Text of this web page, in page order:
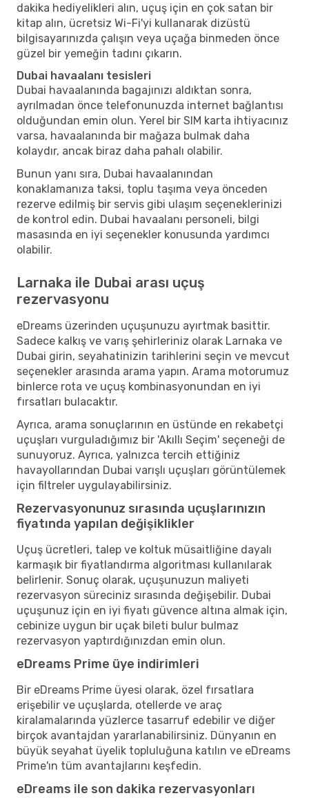
dakika hediyelikleri alın, uçuş için en çok satan bir
kitap alın, ücretsiz Wi-Fi'yi kullanarak dizüstü
bilgisayarınızda çalışın veya uçağa binmeden önce
güzel bir yemeğin tadını çıkarın.
Dubai havaalanı tesisleri
Dubai havaalanında bagajınızı aldıktan sonra,
ayrılmadan önce telefonunuzda internet bağlantısı
olduğundan emin olun. Yerel bir SIM karta ihtiyacınız
varsa, havaalanında bir mağaza bulmak daha
kolaydır, ancak biraz daha pahalı olabilir.
Bunun yanı sıra, Dubai havaalanından
konaklamanıza taksi, toplu taşıma veya önceden
rezerve edilmiş bir servis gibi ulaşım seçeneklerinizi
de kontrol edin. Dubai havaalanı personeli, bilgi
masasında en iyi seçenekler konusunda yardımcı
olabilir.
Larnaka ile Dubai arası uçuş
rezervasyonu
eDreams üzerinden uçuşunuzu ayırtmak basittir.
Sadece kalkış ve varış şehirleriniz olarak Larnaka ve
Dubai girin, seyahatinizin tarihlerini seçin ve mevcut
seçenekler arasında arama yapın. Arama motorumuz
binlerce rota ve uçuş kombinasyonundan en iyi
fırsatları bulacaktır.
Ayrıca, arama sonuçlarının en üstünde en rekabetçi
uçuşları vurguladığımız bir 'Akıllı Seçim' seçeneği de
sunuyoruz. Ayrıca, yalnızca tercih ettiğiniz
havayollarından Dubai varışlı uçuşları görüntülemek
için filtreler uygulayabilirsiniz.
Rezervasyonunuz sırasında uçuşlarınızın
fiyatında yapılan değişiklikler
Uçuş ücretleri, talep ve koltuk müsaitliğine dayalı
karmaşık bir fiyatlandırma algoritması kullanılarak
belirlenir. Sonuç olarak, uçuşunuzun maliyeti
rezervasyon süreciniz sırasında değişebilir. Dubai
uçuşunuz için en iyi fiyatı güvence altına almak için,
cebinize uygun bir uçak bileti bulur bulmaz
rezervasyon yaptırdığınızdan emin olun.
eDreams Prime üye indirimleri
Bir eDreams Prime üyesi olarak, özel fırsatlara
erişebilir ve uçuşlarda, otellerde ve araç
kiralamalarında yüzlerce tasarruf edebilir ve diğer
birçok avantajdan yararlanabilirsiniz. Dünyanın en
büyük seyahat üyelik topluluğuna katılın ve eDreams
Prime'ın tüm avantajlarını keşfedin.
eDreams ile son dakika rezervasyonları